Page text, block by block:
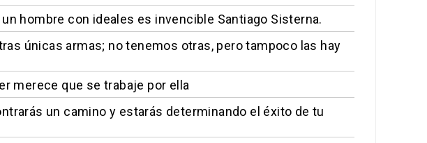
hombre con ideales es invencible Santiago Sisterna.
únicas armas; no tenemos otras, pero tampoco las hay
merece que se trabaje por ella
un camino y estarás determinando el éxito de tu